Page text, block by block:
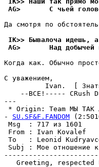
AG>       С чьей
Да смотpя по
IK>> Бывалоча идешь,
AG>       Над добычей
Когда как. Обычно
С уважением,
Ivan.  [
--ВСЕ!----- CRush
---
* Origin: Team МЫ ТАК
- SU.SF&F.FANDOM
Msg
From : Ivan
To   : Leonid
Subj :
Greeting, respected